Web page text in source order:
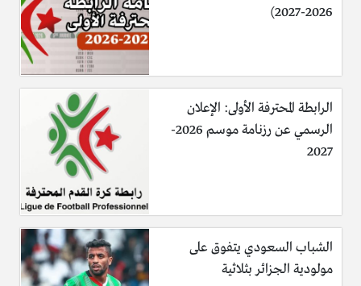
2026-2027)
الرابطة المحترفة الأولى: الإعلان
الرسمي عن رزنامة موسم 2026-
2027
الشباب السعودي يتفوق على
مولودية الجزائر بثلاثية